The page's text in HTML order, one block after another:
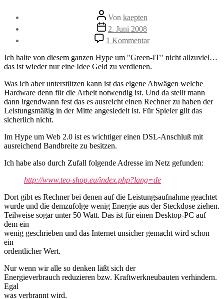
Beitragsautor
Von kaepten
Beitragsdatum
2. Juni 2008
1 Kommentarzu
Weniger
ist
mehr
Ich halte von diesem ganzen Hype um "Green-IT" nicht allzuviel…
das ist wieder nur eine Idee Geld zu verdienen.
Was ich aber unterstützen kann ist das eigene Abwägen welche
Hardware denn für die Arbeit notwendig ist. Und da stellt mann
dann irgendwann fest das es ausreicht einen Rechner zu haben der
Leistungsmäßig in der Mitte angesiedelt ist. Für Spieler gilt das
sicherlich nicht.
Im Hype um Web 2.0 ist es wichtiger einen DSL-Anschluß mit
ausreichend Bandbreite zu besitzen.
Ich habe also durch Zufall folgende Adresse im Netz gefunden:
http://www.teo-shop.eu/index.php?lang=de
Dort gibt es Rechner bei denen auf die Leistungsaufnahme geachtet
wurde und die demzufolge wenig Energie aus der Steckdose ziehen.
Teilweise sogar unter 50 Watt. Das ist für einen Desktop-PC auf
dem ein
wenig geschrieben und das Internet unsicher gemacht wird schon
ein
ordentlicher Wert.
Nur wenn wir alle so denken läßt sich der
Energieverbrauch reduzieren bzw. Kraftwerkneubauten verhindern.
Egal
was verbrannt wird.